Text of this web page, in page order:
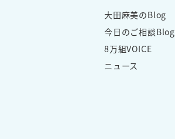
大田麻美のBlog
今日のご相談Blog
8万組VOICE
ニュース